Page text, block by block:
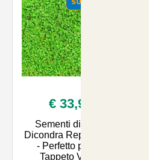
SUMMER
€ 33,90
Sementi di Prato
Dicondra Repens 1kg
- Perfetto per un
Tappeto Verde